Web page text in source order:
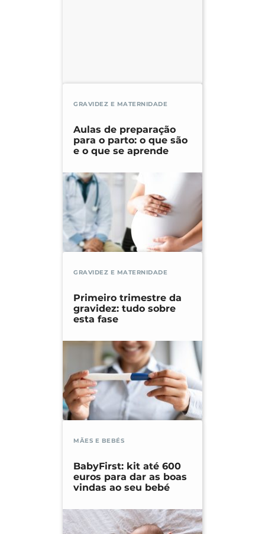
GRAVIDEZ E MATERNIDADE
Aulas de preparação
para o parto: o que são
e o que se aprende
GRAVIDEZ E MATERNIDADE
Primeiro trimestre da
gravidez: tudo sobre
esta fase
MÃES E BEBÉS
BabyFirst: kit até 600
euros para dar as boas
vindas ao seu bebé